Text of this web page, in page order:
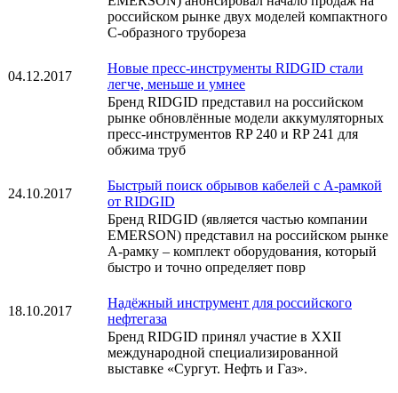
российском рынке двух моделей компактного
С-образного трубореза
04.12.2017
Новые пресс-инструменты RIDGID стали
легче, меньше и умнее
Бренд RIDGID представил на российском
рынке обновлённые модели аккумуляторных
пресс-инструментов RP 240 и RP 241 для
обжима труб
24.10.2017
Быстрый поиск обрывов кабелей с А-рамкой
от RIDGID
Бренд RIDGID (является частью компании
EMERSON) представил на российском рынке
А-рамку – комплект оборудования, который
быстро и точно определяет повр
18.10.2017
Надёжный инструмент для российского
нефтегаза
Бренд RIDGID принял участие в XXII
международной специализированной
выставке «Сургут. Нефть и Газ».